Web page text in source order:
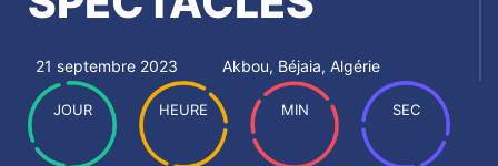
21 septembre 2023 Akbou, Béjaia, Algérie
JOUR HEURE MIN SEC